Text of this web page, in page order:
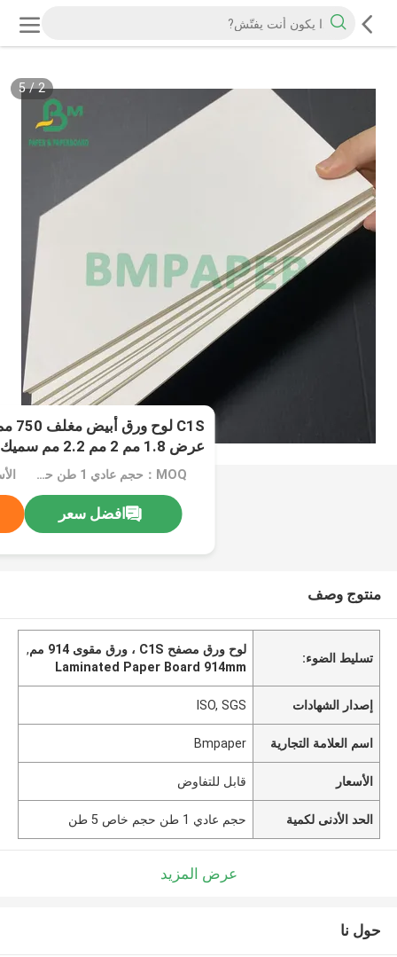
2
/
5
عرض 1.8 مم 2 مم 2.2 مم سميك
MOQ：حجم عادي 1 طن حجم خاص 5 طن
افضل سعر
منتوج وصف
تسليط الضوء:
لوح ورق مصفح C1S ، ورق مقوى 914 مم
,
Laminated Paper Board 914mm
إصدار الشهادات ISO, SGS
اسم العلامة التجارية Bmpaper
الأسعار قابل للتفاوض
الحد الأدنى لكمية حجم عادي 1 طن حجم خاص 5 طن
عرض المزيد
حول نا